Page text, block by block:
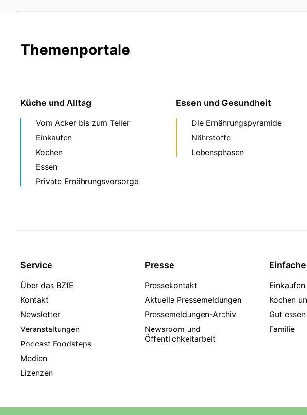
Themenportale
Küche und Alltag
Vom Acker bis zum Teller
Einkaufen
Kochen
Essen
Private Ernährungsvorsorge
Essen und Gesundheit
Die Ernährungspyramide
Nährstoffe
Lebensphasen
Service
Über das BZfE
Kontakt
Newsletter
Veranstaltungen
Podcast Foodsteps
Medien
Lizenzen
Presse
Pressekontakt
Aktuelle Pressemeldungen
Pressemeldungen-Archiv
Newsroom und
Öffentlichkeitarbeit
Einkaufen
Kochen
Gut essen
Familie